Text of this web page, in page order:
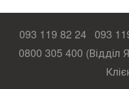
093 119 82 24 093
0800 305 400 (Відділ